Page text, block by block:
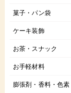
菓子・パン袋
ケーキ装飾
お茶・スナック
お手軽材料
膨張剤・香料・色